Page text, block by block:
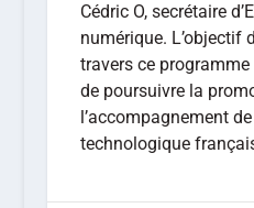
Cédric O, secrétaire
numérique. L’objectif
travers ce
de poursuivre la
l’accompagnement
technologique